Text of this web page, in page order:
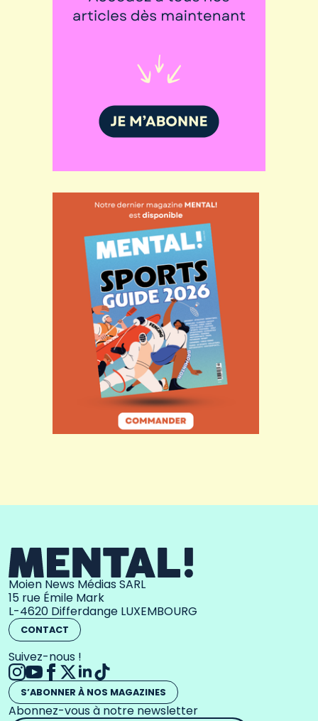
Moien News Médias SARL
15 rue Émile Mark
L-4620 Differdange LUXEMBOURG
CONTACT
Suivez-nous !
S’ABONNER À NOS MAGAZINES
Abonnez-vous à notre newsletter